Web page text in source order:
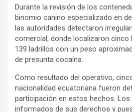
Durante la revisión de los
binomio canino especializado en
las autoridades detectaron
comercial, donde localizaron cinco
139 ladrillos con un peso
de presunta cocaína.
Como resultado del operativo,
nacionalidad ecuatoriana fueron
participación en estos hechos.
informados de sus derechos y